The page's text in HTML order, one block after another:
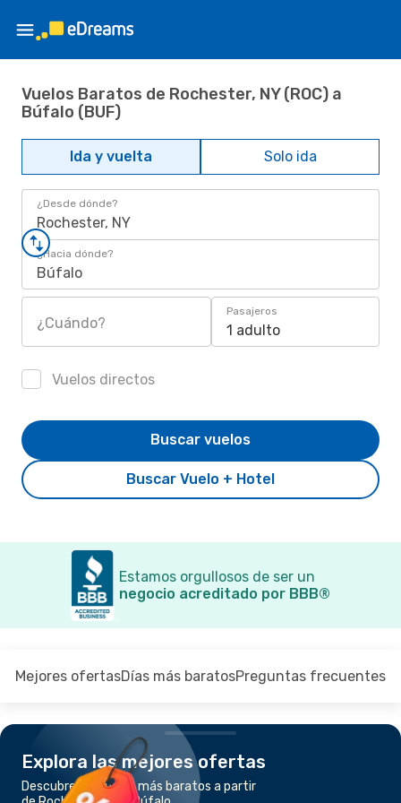
Vuelos Baratos de Rochester, NY (ROC) a
Búfalo (BUF)
Ida y vuelta Solo ida
¿Desde dónde?
Rochester, NY
¿Hacia dónde?
Búfalo
¿Cuándo?
Pasajeros
1 adulto
Vuelos directos
Buscar Vuelo + Hotel
Buscar vuelos
Estamos orgullosos de ser un
negocio acreditado por BBB®
Mejores ofertasDías más baratosPreguntas frecuentes
Explora las mejores ofertas
Descubre los vuelos más baratos a partir